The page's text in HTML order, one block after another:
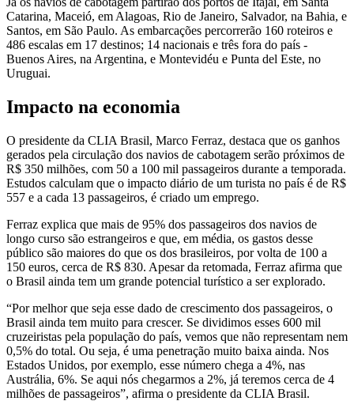
Catarina, Maceió, em Alagoas, Rio de Janeiro, Salvador, na Bahia, e
Santos, em São Paulo. As embarcações percorrerão 160 roteiros e
486 escalas em 17 destinos; 14 nacionais e três fora do país -
Buenos Aires, na Argentina, e Montevidéu e Punta del Este, no
Uruguai.
Impacto na economia
O presidente da CLIA Brasil, Marco Ferraz, destaca que os ganhos
gerados pela circulação dos navios de cabotagem serão próximos de
R$ 350 milhões, com 50 a 100 mil passageiros durante a temporada.
Estudos calculam que o impacto diário de um turista no país é de R$
557 e a cada 13 passageiros, é criado um emprego.
Ferraz explica que mais de 95% dos passageiros dos navios de
longo curso são estrangeiros e que, em média, os gastos desse
público são maiores do que os dos brasileiros, por volta de 100 a
150 euros, cerca de R$ 830. Apesar da retomada, Ferraz afirma que
o Brasil ainda tem um grande potencial turístico a ser explorado.
“Por melhor que seja esse dado de crescimento dos passageiros, o
Brasil ainda tem muito para crescer. Se dividimos esses 600 mil
cruzeiristas pela população do país, vemos que não representam nem
0,5% do total. Ou seja, é uma penetração muito baixa ainda. Nos
Estados Unidos, por exemplo, esse número chega a 4%, nas
Austrália, 6%. Se aqui nós chegarmos a 2%, já teremos cerca de 4
milhões de passageiros”, afirma o presidente da CLIA Brasil.